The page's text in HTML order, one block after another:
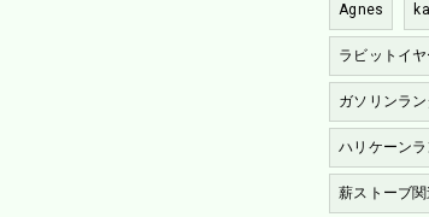
Agnes
ラビットイ
ガソリンラ
ハリケーン
薪ストーブ関